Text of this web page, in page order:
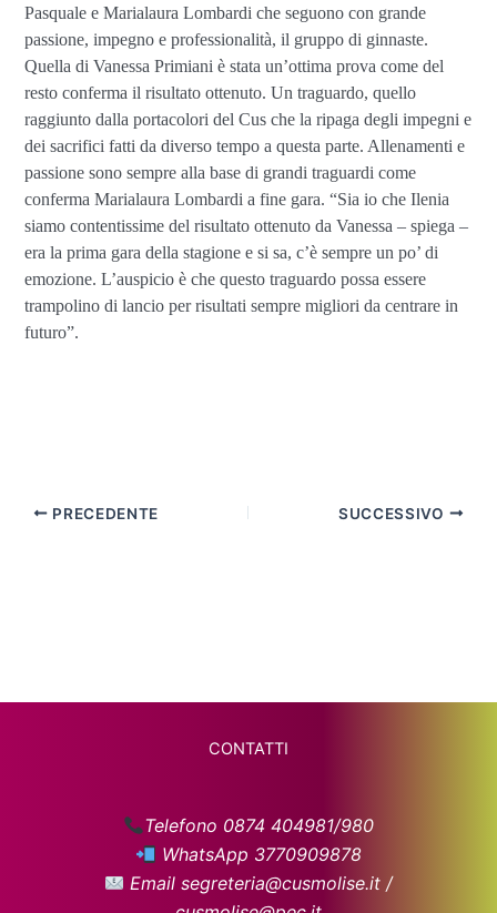
Pasquale e Marialaura Lombardi che seguono con grande
passione, impegno e professionalità, il gruppo di ginnaste.
Quella di Vanessa Primiani è stata un’ottima prova come del
resto conferma il risultato ottenuto. Un traguardo, quello
raggiunto dalla portacolori del Cus che la ripaga degli impegni e
dei sacrifici fatti da diverso tempo a questa parte. Allenamenti e
passione sono sempre alla base di grandi traguardi come
conferma Marialaura Lombardi a fine gara. “Sia io che Ilenia
siamo contentissime del risultato ottenuto da Vanessa – spiega –
era la prima gara della stagione e si sa, c’è sempre un po’ di
emozione. L’auspicio è che questo traguardo possa essere
trampolino di lancio per risultati sempre migliori da centrare in
futuro”.
PRECEDENTE SUCCESSIVO
CONTATTI
Telefono 0874 404981/980
WhatsApp 3770909878
Email segreteria@cusmolise.it /